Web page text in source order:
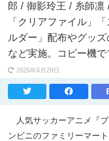
郎 / 御影玲王 / 糸師凛
「クリアファイル」
ルダー」配布やグッ
など実施。コピー機
2026年6月29日
人気サッカーアニメ『
ンビニのファミリーマー